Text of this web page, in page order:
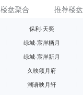
楼盘聚合 推荐楼盘
保利·天奕
绿城·宸岸栖月
绿城·宸岸新月
久映颂月府
潮语映月轩